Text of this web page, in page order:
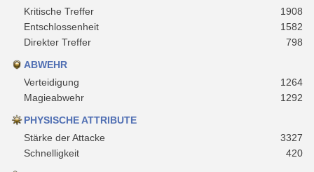
Kritische Treffer
1908
Entschlossenheit
1582
Direkter Treffer
798
ABWEHR
Verteidigung
1264
Magieabwehr
1292
PHYSISCHE ATTRIBUTE
Stärke der Attacke
3327
Schnelligkeit
420